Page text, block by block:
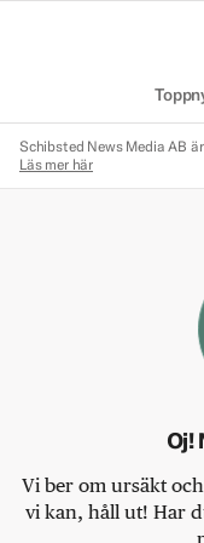
Schibsted News Media AB
Läs mer här
Oj!
Vi ber om ursäkt
vi kan, håll ut! Har